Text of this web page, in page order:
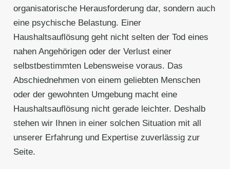
organisatorische Herausforderung dar, sondern auch
eine psychische Belastung. Einer
Haushaltsauflösung geht nicht selten der Tod eines
nahen Angehörigen oder der Verlust einer
selbstbestimmten Lebensweise voraus. Das
Abschiednehmen von einem geliebten Menschen
oder der gewohnten Umgebung macht eine
Haushaltsauflösung nicht gerade leichter. Deshalb
stehen wir Ihnen in einer solchen Situation mit all
unserer Erfahrung und Expertise zuverlässig zur
Seite.